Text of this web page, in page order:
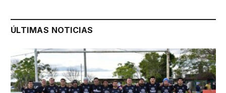
ÚLTIMAS NOTICIAS